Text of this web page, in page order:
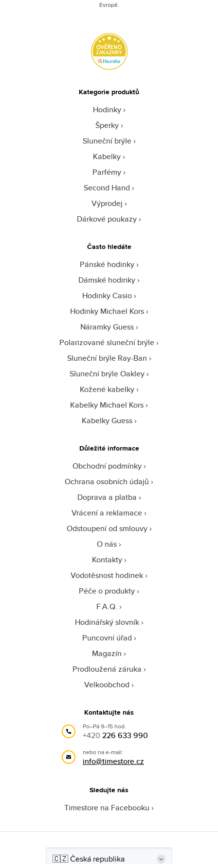
Evropě.
Kategorie produktů
Hodinky
Šperky
Sluneční brýle
Kabelky
Parfémy
Second Hand
Výprodej
Dárkové poukazy
Často hledáte
Pánské hodinky
Dámské hodinky
Hodinky Casio
Hodinky Michael Kors
Náramky Guess
Polarizované sluneční brýle
Sluneční brýle Ray-Ban
Sluneční brýle Oakley
Kožené kabelky
Kabelky Michael Kors
Kabelky Guess
Důležité informace
Obchodní podmínky
Ochrana osobních údajů
Doprava a platba
Vrácení a reklamace
Odstoupení od smlouvy
O nás
Kontakty
Vodotěsnost hodinek
Péče o produkty
F.A.Q.
Hodinářský slovník
Puncovní úřad
Magazín
Prodloužená záruka
Velkoobchod
Kontaktujte nás
Po–Pá 9–15 hod.
+420 226 633 990
nebo na e-mail:
info@timestore.cz
Sledujte nás
Timestore na Facebooku